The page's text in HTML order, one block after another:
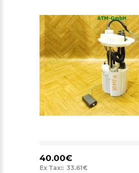
40.00€
Ex Tax:: 33.61€